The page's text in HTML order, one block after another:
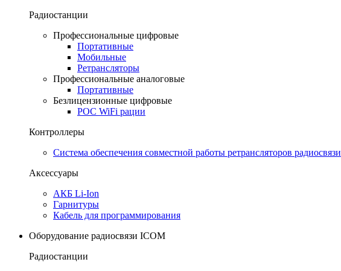
Радиостанции
Профессиональные цифровые
Портативные
Мобильные
Ретрансляторы
Профессиональные аналоговые
Портативные
Безлицензионные цифровые
POC WiFi рации
Контроллеры
Система обеспечения совместной работы ретрансляторов радиосвязи
Аксессуары
АКБ Li-Ion
Гарнитуры
Кабель для программирования
Оборудование радиосвязи ICOM
Радиостанции